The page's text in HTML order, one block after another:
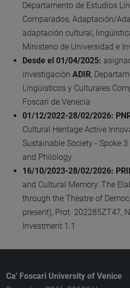
Departamento de Estudios
Comparados, Adaptación/
adaptación cultural,
Ministerio de Universidad e
Desde el 01/04/2025:
investigación ADIR,
Lingüísticos y Culturales
Foscari de Venecia
01/12/2022-28/02/2026:
Cultural Heritage Active
Sustainable Society - Spoke
and Philology
16/10/2023-28/02/2026:
and Cultural Memory. The
through the Theatre of
present), Prot. 202285ZT47,
Investment 1.1
Ca' Foscari University of Venice